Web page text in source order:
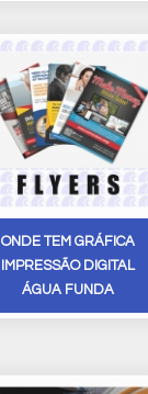
ONDE TEM GRÁFICA
IMPRESSÃO DIGITAL
ÁGUA FUNDA